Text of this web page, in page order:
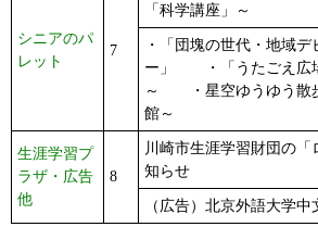
シニアのパ
レット
7
「科学講座」～
・「団塊の世代・地域デ
ー」 ・「うたごえ広
～ ・星空ゆうゆう散
館～
生涯学習プ
ラザ・広告
他
8
川崎市生涯学習財団の
知らせ
（広告）北京外語大学